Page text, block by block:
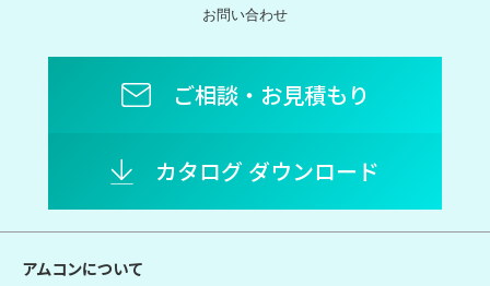
お問い合わせ
ご相談・お見積もり
カタログ ダウンロード
アムコンについて